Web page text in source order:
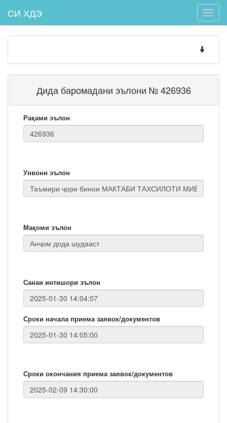
Toggle
СИ ХДЭ
Toggle
Дида баромадани эълони № 426936
Рақами эълон
Унвони эълон
Мақоми эълон
Санаи интишори эълон
Сроки начала приема заявок/документов
Сроки окончания приема заявок/документов